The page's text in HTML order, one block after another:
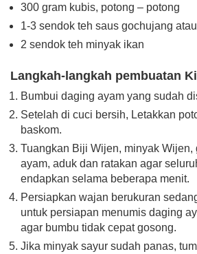
300 gram kubis, potong – potong
1-3 sendok teh saus gochujang
2 sendok teh minyak ikan
Langkah-langkah pembuatan
Bumbui daging ayam yang sudah
Setelah di cuci bersih, Letakkan
baskom.
Tuangkan Biji Wijen, minyak
ayam, aduk dan ratakan agar
endapkan selama beberapa menit.
Persiapkan wajan berukuran
untuk persiapan menumis daging
agar bumbu tidak cepat gosong.
Jika minyak sayur sudah panas,